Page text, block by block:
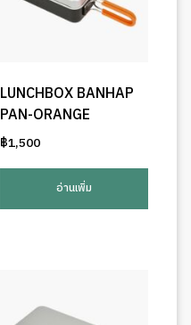
LUNCHBOX BANHAP
PAN-ORANGE
฿1,500
อ่านเพิ่ม